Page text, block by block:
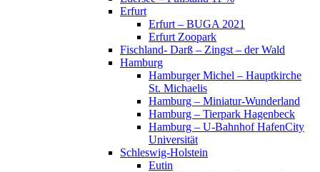
Erfurt
Erfurt – BUGA 2021
Erfurt Zoopark
Fischland- Darß – Zingst – der Wald
Hamburg
Hamburger Michel – Hauptkirche
St. Michaelis
Hamburg – Miniatur-Wunderland
Hamburg – Tierpark Hagenbeck
Hamburg – U-Bahnhof HafenCity
Universität
Schleswig-Holstein
Eutin